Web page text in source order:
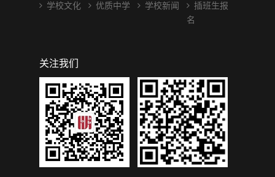
学校文化
优质中学
学校新闻
插班生报
名
关注我们